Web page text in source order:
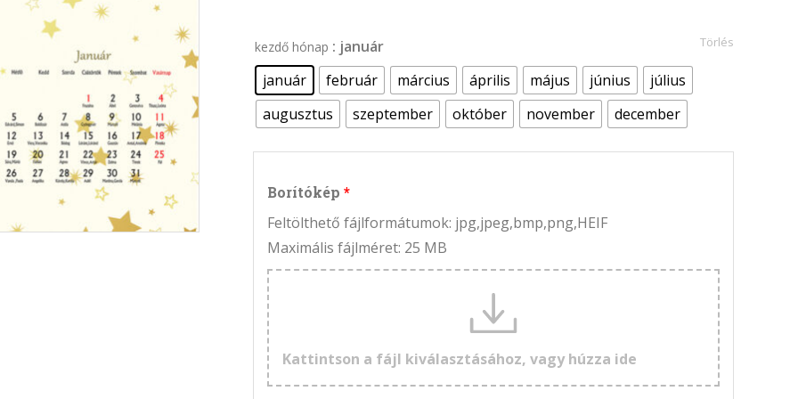
kezdő hónap : január
január
február március április május június
július
augusztus
szeptember október november december
Törlés
Borítókép
Feltölthető fájlformátumok: jpg,jpeg,bmp,png,HEIF
Maximális fájlméret: 25 MB
Kattintson a fájl kiválasztásához, vagy húzza ide